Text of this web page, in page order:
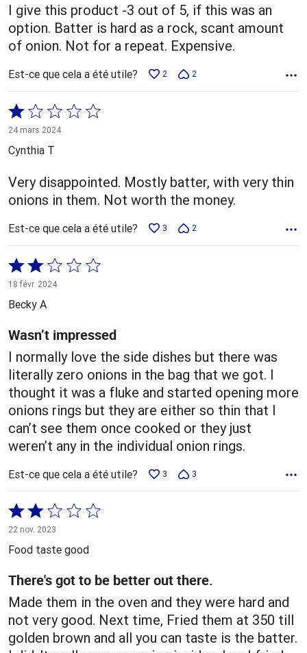
I give this product -3 out of 5, if this was an
option. Batter is hard as a rock, scant amount
of onion. Not for a repeat. Expensive.
Est-ce que cela a été utile? 2 2
Coté
1 sur
5
24 mars 2024
Cynthia T
Very disappointed. Mostly batter, with very thin
onions in them. Not worth the money.
Est-ce que cela a été utile? 3 2
Coté
2 sur
5
18 févr. 2024
Becky A
Wasn’t impressed
I normally love the side dishes but there was
literally zero onions in the bag that we got. I
thought it was a fluke and started opening more
onions rings but they are either so thin that I
can’t see them once cooked or they just
weren’t any in the individual onion rings.
Est-ce que cela a été utile? 3 3
Coté
2 sur
5
22 nov. 2023
Food taste good
There's got to be better out there.
Made them in the oven and they were hard and
not very good. Next time, Fried them at 350 till
golden brown and all you can taste is the batter.